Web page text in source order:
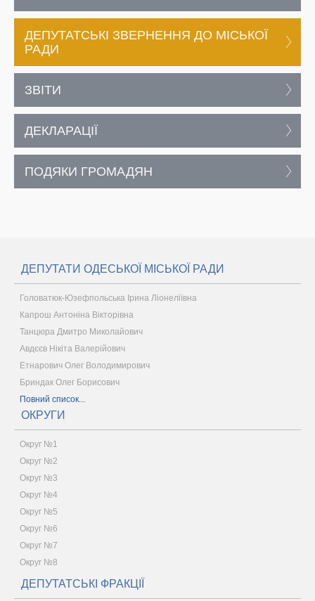
ДЕПУТАТСЬКІ ЗВЕРНЕННЯ ДО МІСЬКОЇ
РАДИ
ЗВІТИ
ДЕКЛАРАЦІЇ
ПОДЯКИ ГРОМАДЯН
ДЕПУТАТИ ОДЕСЬКОЇ МІСЬКОЇ РАДИ
Головатюк-Юзефпольська Ірина Ліонеліївна
Капрош Антоніна Вікторівна
Танцюра Дмитро Миколайович
Авдєєв Нікіта Валерійович
Етнарович Олег Володимирович
Бриндак Олег Борисович
Повний список...
ОКРУГИ
Округ №1
Округ №2
Округ №3
Округ №4
Округ №5
Округ №6
Округ №7
Округ №8
ДЕПУТАТСЬКІ ФРАКЦІЇ